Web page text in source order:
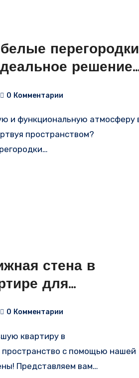
перегородки
решение
и стиля
0 Комментарии
пространством?
стена в
для
и
0 Комментарии
пространство с помощью нашей
Представляем вам…